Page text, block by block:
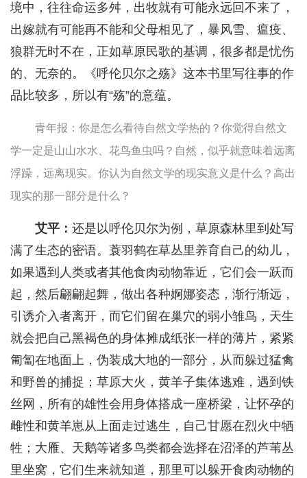
境中，往往命运多舛，出牧就有可能永远回不来了，
出嫁就有可能再不能和父母相见了，暴风雪、瘟疫、
狼群无时不在，正如草原民歌的基调，很多都是忧伤
的、无奈的。《呼伦贝尔之殇》这本书里写往事的作
品比较多，所以有“殇”的意蕴。
青年报：你是怎么看待自然文学热的？你觉得自然文
学一定是山山水水、花鸟鱼虫吗？自然，似乎就意味着远离
浮躁，远离现实。你认为自然文学的现实意义是什么？高出
现实的那一部分是什么？
艾平： 还是以呼伦贝尔为例，草原森林里到处写
满了生态的密语。蓑羽鹤在草丛里养育自己的幼儿，
如果遇到人类或者其他食肉动物靠近，它们会一跃而
起，然后翩翩起舞，做出各种婀娜姿态，渐行渐远，
引诱介入者离开，而它们留在巢穴的弱小雏鸟，天生
就会把自己黑褐色的身体摊成纸张一样的薄片，紧紧
匍匐在地面上，伪装成大地的一部分，从而躲过猛禽
和野兽的捕捉；草原大火，黄羊子集体逃难，遇到铁
丝网，所有的雄性会用身体搭成一座桥梁，让怀孕的
雌性和黄羊崽从上面走过逃生，自己甘愿在烈火中牺
牲；大雁、天鹅等诸多鸟类都会选择在沼泽的芦苇丛
里坐窝，它们生来就知道，那里可以躲开食肉动物的